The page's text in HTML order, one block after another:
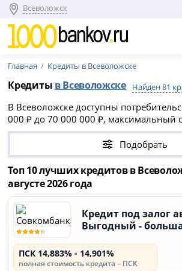
Всеволожск
Главная Кредиты в Всеволожске
Кредиты в Всеволожске Найден 81
В Всеволожске доступны
000 ₽ до 70 000 000 ₽, максимальный
кредитования до 30 лет. Многие
онлайн-заявку с быстрым
часто без справок и поручителей.
Подобрать
Топ 10 лучших кредитов в
августе 2026 года
Кредит под залог
Выгодный -
ПСК 14,883% - 14,901%
полная стоимость кредита – ПСК